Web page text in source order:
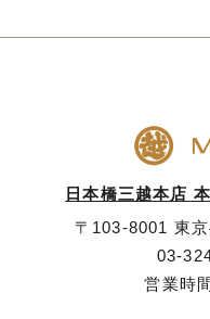
日本橋三越本店
〒103-8001 東
03-
営業時